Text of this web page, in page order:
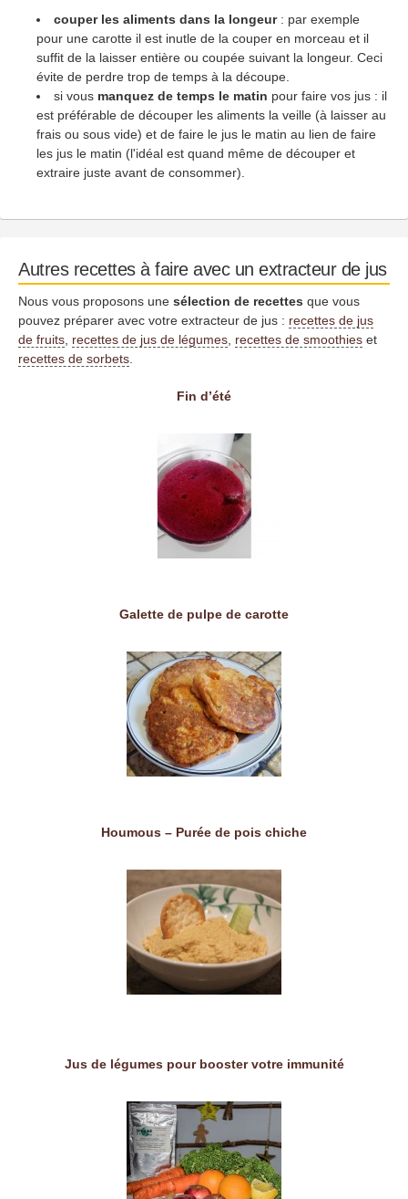
couper les aliments dans la longeur: par exemple
pour une carotte il est inutle de la couper en morceau et il
suffit de la laisser entière ou coupée suivant la longeur. Ceci
évite de perdre trop de temps à la découpe.
si vous manquez de temps le matin pour faire vos jus : il
est préférable de découper les aliments la veille (à laisser au
frais ou sous vide) et de faire le jus le matin au lien de faire
les jus le matin (l'idéal est quand même de découper et
extraire juste avant de consommer).
Autres recettes à faire avec un extracteur de jus
Nous vous proposons une sélection de recettes que vous
pouvez préparer avec votre extracteur de jus : recettes de jus
de fruits recettes de jus de légumes recettes de smoothies et
recettes de sorbets
Fin d’été
Galette de pulpe de carotte
Houmous – Purée de pois chiche
Jus de légumes pour booster votre immunité